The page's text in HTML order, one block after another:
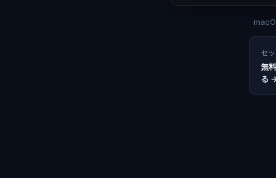
セ
無
る